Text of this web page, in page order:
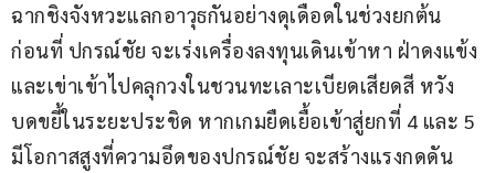
ฉากชิงจังหวะแลกอาวุธกันอย่างดุเดือดในช่วงยกต้น
ก่อนที่ ปกรณ์ชัย จะเร่งเครื่องลงทุนเดินเข้าหา ฝ่าดงแข้ง
และเข่าเข้าไปคลุกวงในชวนทะเลาะเบียดเสียดสี หวัง
บดขยี้ในระยะประชิด หากเกมยืดเยื้อเข้าสู่ยกที่ 4 และ 5
มีโอกาสสูงที่ความอึดของปกรณ์ชัย จะสร้างแรงกดดัน